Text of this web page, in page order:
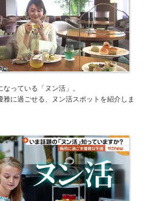
っている「ヌン活」。
に過ごせる、ヌン活スポットを紹介しま